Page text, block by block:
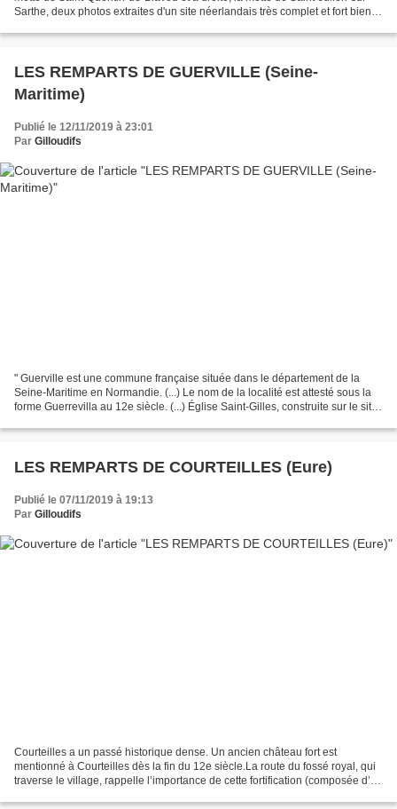
Sarthe, deux photos extraites d'un site néerlandais très complet et fort bien
LES REMPARTS DE GUERVILLE (Seine-
Maritime)
Publié le 12/11/2019 à 23:01
Par Gilloudifs
" Guerville est une commune française située dans le département de la
Seine-Maritime en Normandie. (...) Le nom de la localité est attesté sous la
forme Guerrevilla au 12e siècle. (...) Église Saint-Gilles, construite sur le site
LES REMPARTS DE COURTEILLES (Eure)
Publié le 07/11/2019 à 19:13
Par Gilloudifs
Courteilles a un passé historique dense. Un ancien château fort est
mentionné à Courteilles dès la fin du 12e siècle.La route du fossé royal, qui
traverse le village, rappelle l’importance de cette fortification (composée d’un